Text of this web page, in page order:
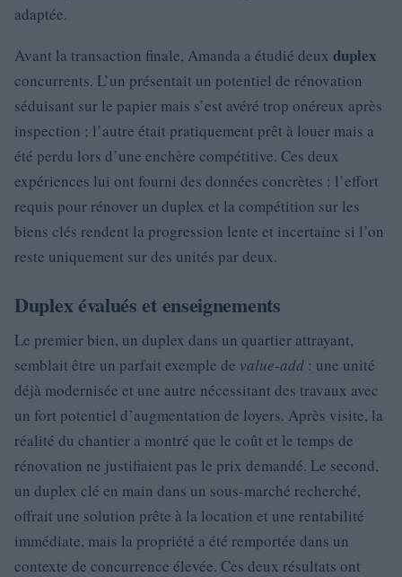
adaptée.
Avant la transaction finale, Amanda a étudié deux duplex
concurrents. L’un présentait un potentiel de rénovation
séduisant sur le papier mais s’est avéré trop onéreux après
inspection ; l’autre était pratiquement prêt à louer mais a
été perdu lors d’une enchère compétitive. Ces deux
expériences lui ont fourni des données concrètes : l’effort
requis pour rénover un duplex et la compétition sur les
biens clés rendent la progression lente et incertaine si l’on
reste uniquement sur des unités par deux.
Duplex évalués et enseignements
Le premier bien, un duplex dans un quartier attrayant,
semblait être un parfait exemple de value-add : une unité
déjà modernisée et une autre nécessitant des travaux avec
un fort potentiel d’augmentation de loyers. Après visite, la
réalité du chantier a montré que le coût et le temps de
rénovation ne justifiaient pas le prix demandé. Le second,
un duplex clé en main dans un sous-marché recherché,
offrait une solution prête à la location et une rentabilité
immédiate, mais la propriété a été remportée dans un
contexte de concurrence élevée. Ces deux résultats ont